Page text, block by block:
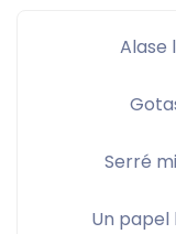
Alase
Serré
Un